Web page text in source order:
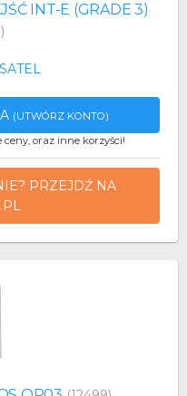
INT-E (GRADE 3)
SATEL
(UTWÓRZ KONTO)
ceny, oraz inne korzyści!
PRZEJDŹ NA